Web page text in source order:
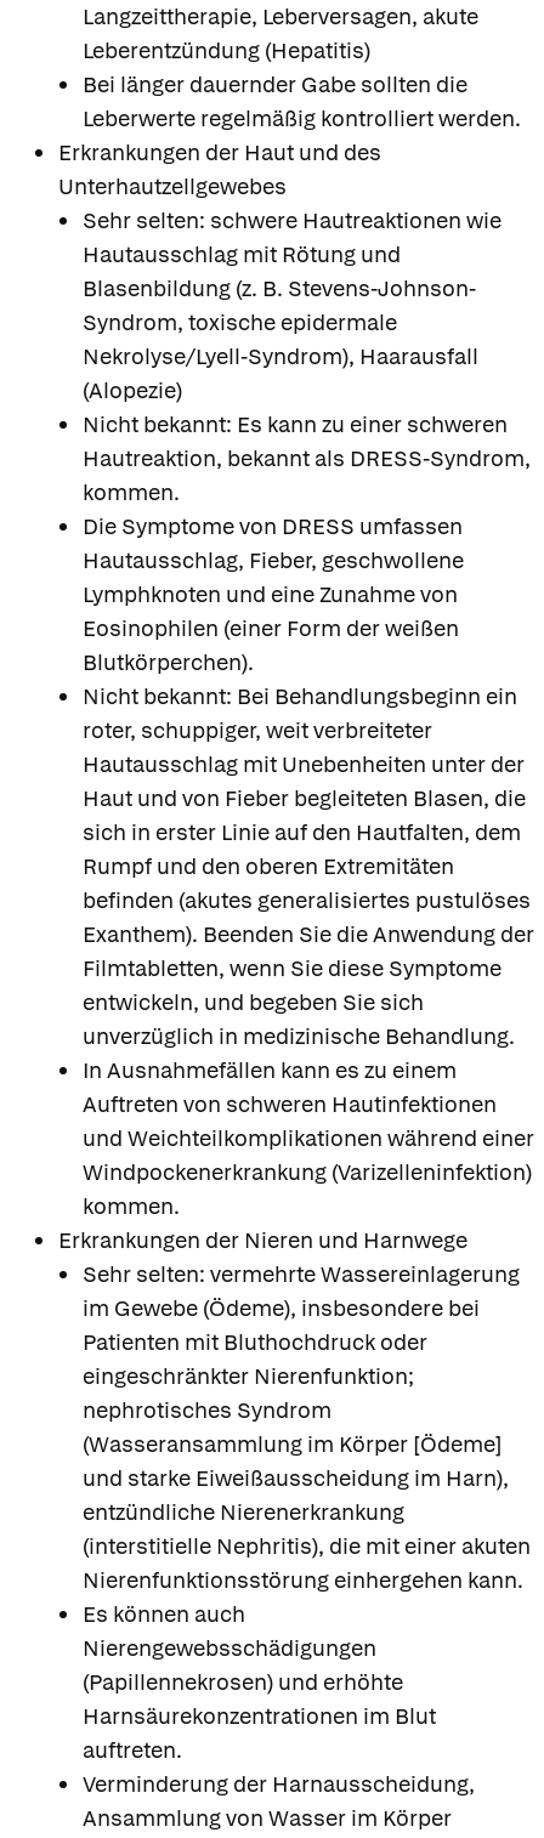
Langzeittherapie, Leberversagen, akute
Leberentzündung (Hepatitis)
Bei länger dauernder Gabe sollten die
Leberwerte regelmäßig kontrolliert werden.
Erkrankungen der Haut und des
Unterhautzellgewebes
Sehr selten: schwere Hautreaktionen wie
Hautausschlag mit Rötung und
Blasenbildung (z. B. Stevens-Johnson-
Syndrom, toxische epidermale
Nekrolyse/Lyell-Syndrom), Haarausfall
(Alopezie)
Nicht bekannt: Es kann zu einer schweren
Hautreaktion, bekannt als DRESS-Syndrom,
kommen.
Die Symptome von DRESS umfassen
Hautausschlag, Fieber, geschwollene
Lymphknoten und eine Zunahme von
Eosinophilen (einer Form der weißen
Blutkörperchen).
Nicht bekannt: Bei Behandlungsbeginn ein
roter, schuppiger, weit verbreiteter
Hautausschlag mit Unebenheiten unter der
Haut und von Fieber begleiteten Blasen, die
sich in erster Linie auf den Hautfalten, dem
Rumpf und den oberen Extremitäten
befinden (akutes generalisiertes pustulöses
Exanthem). Beenden Sie die Anwendung der
Filmtabletten, wenn Sie diese Symptome
entwickeln, und begeben Sie sich
unverzüglich in medizinische Behandlung.
In Ausnahmefällen kann es zu einem
Auftreten von schweren Hautinfektionen
und Weichteilkomplikationen während einer
Windpockenerkrankung (Varizelleninfektion)
kommen.
Erkrankungen der Nieren und Harnwege
Sehr selten: vermehrte Wassereinlagerung
im Gewebe (Ödeme), insbesondere bei
Patienten mit Bluthochdruck oder
eingeschränkter Nierenfunktion;
nephrotisches Syndrom
(Wasseransammlung im Körper [Ödeme]
und starke Eiweißausscheidung im Harn),
entzündliche Nierenerkrankung
(interstitielle Nephritis), die mit einer akuten
Nierenfunktionsstörung einhergehen kann.
Es können auch
Nierengewebsschädigungen
(Papillennekrosen) und erhöhte
Harnsäurekonzentrationen im Blut
auftreten.
Verminderung der Harnausscheidung,
Ansammlung von Wasser im Körper